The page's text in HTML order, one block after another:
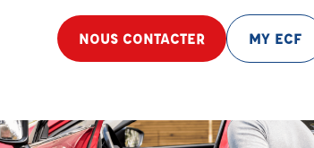
NOUS CONTACTER MY ECF